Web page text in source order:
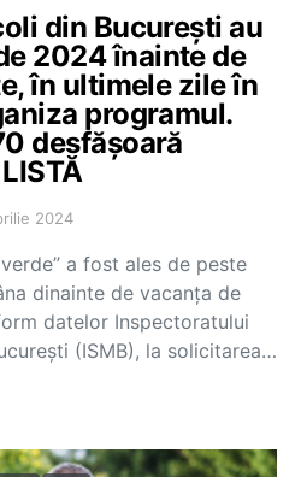
din București au
2024 înainte de
în ultimele zile în
programul.
desfășoară
2024
a fost ales de peste
dinainte de vacanța de
datelor Inspectoratului
(ISMB), la solicitarea…